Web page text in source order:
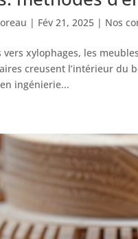
| Fév 21, 2025 | Nos
vers xylophages, les
creusent l’intérieur
ingénierie...